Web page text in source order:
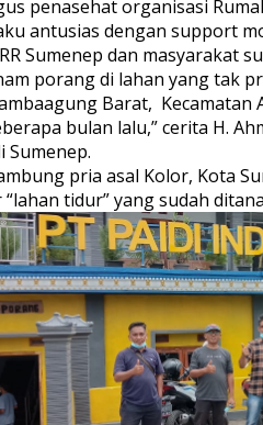
o
r
a
n
g
d
i
S
u
m
e
n
e
p
penasehat organisasi
antusias dengan support
Sumenep dan masyarakat
porang di lahan yang tak
Barat, Kecamatan
bulan lalu,” cerita H.
Sumenep.
pria asal Kolor, Kota
tidur” yang sudah